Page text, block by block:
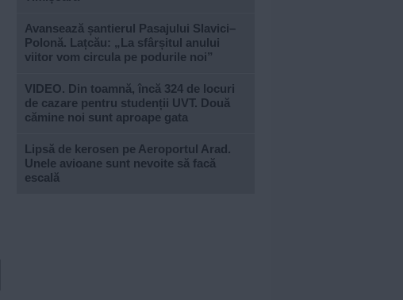
Avansează șantierul Pasajului Slavici–
Polonă. Lațcău: „La sfârșitul anului
viitor vom circula pe podurile noi”
VIDEO. Din toamnă, încă 324 de locuri
de cazare pentru studenții UVT. Două
cămine noi sunt aproape gata
Lipsă de kerosen pe Aeroportul Arad.
Unele avioane sunt nevoite să facă
escală